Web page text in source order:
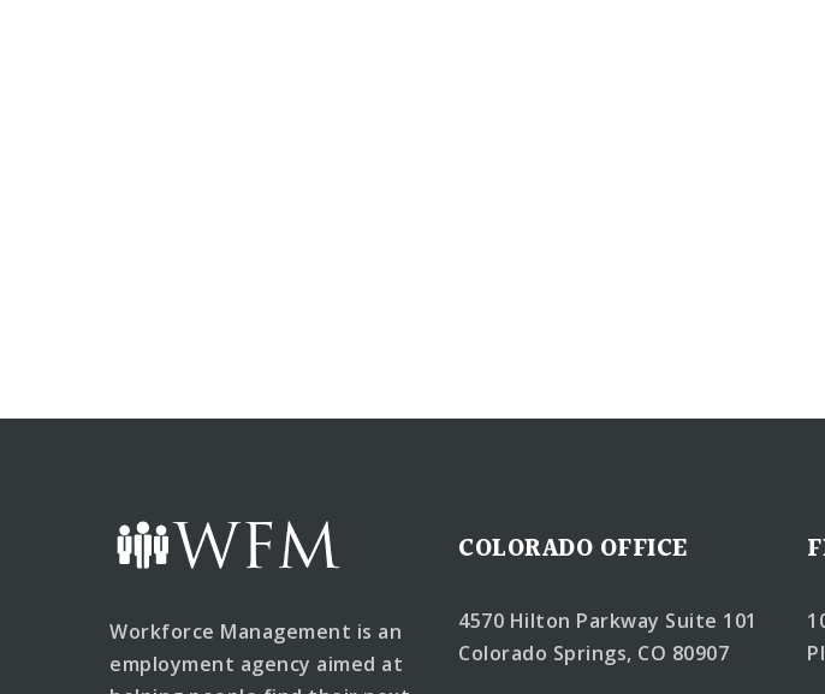
Workforce Management is an
employment agency aimed at
COLORADO OFFICE
4570 Hilton Parkway Suite 101
Colorado Springs, CO 80907